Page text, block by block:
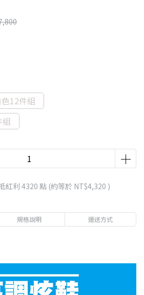
色12件組
紅利 4320 點 (約等於 NT$4,320 )
規格說明 運送方式